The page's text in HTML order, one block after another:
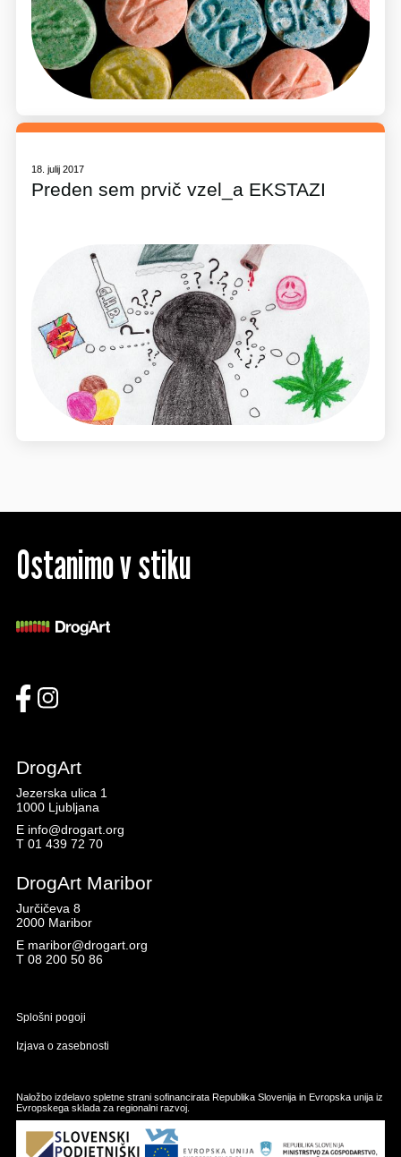
18. julij 2017
Preden sem prvič vzel_a EKSTAZI
Ostanimo v stiku
DrogArt
Jezerska ulica 1
1000 Ljubljana
E info@drogart.org
T 01 439 72 70
DrogArt Maribor
Jurčičeva 8
2000 Maribor
E maribor@drogart.org
T 08 200 50 86
Splošni pogoji
Izjava o zasebnosti
Naložbo izdelavo spletne strani sofinancirata Republika Slovenija in Evropska unija iz
Evropskega sklada za regionalni razvoj.